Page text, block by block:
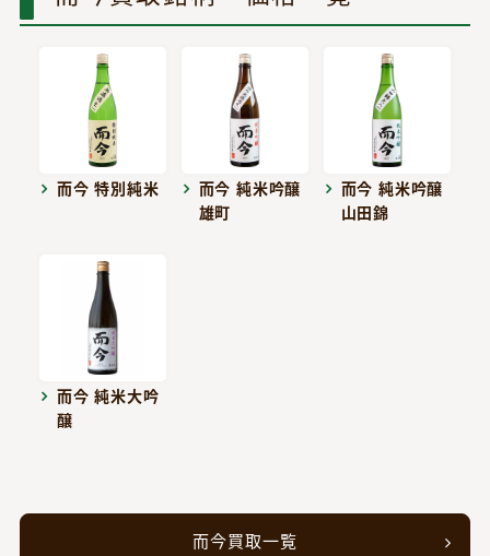
而今 特別純米
而今 純米吟醸
雄町
而今 純米吟醸
山田錦
而今 純米大吟
醸
而今買取一覧